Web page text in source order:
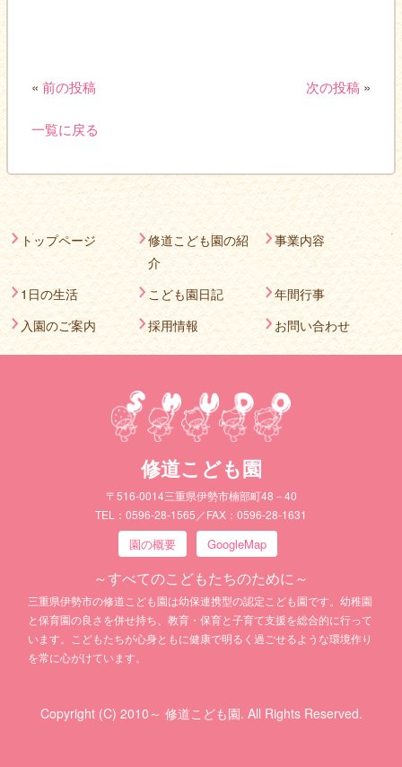
« 前の投稿 次の投稿 »
一覧に戻る
トップページ
修道こども園の紹
介
事業内容
1日の生活 こども園日記
年間行事
入園のご案内
採用情報 お問い合わせ
修道こども園
〒516-0014三重県伊勢市楠部町48－40
TEL：0596-28-1565／FAX：0596-28-1631
園の概要 GoogleMap
～すべてのこどもたちのために～
三重県伊勢市の修道こども園は幼保連携型の認定こども園です。幼稚園
と保育園の良さを併せ持ち、教育・保育と子育て支援を総合的に行って
います。こどもたちが心身ともに健康で明るく過ごせるような環境作り
を常に心がけています。
Copyright (C) 2010～ 修道こども園. All Rights Reserved.